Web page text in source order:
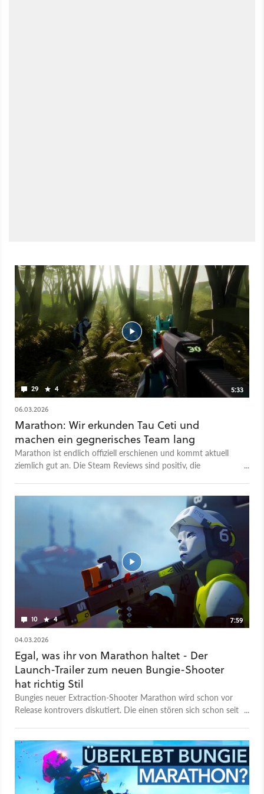
29 4
5:33
06.03.2026
Marathon: Wir erkunden Tau Ceti und
machen ein gegnerisches Team lang
Marathon ist endlich offiziell erschienen und kommt aktuell
ziemlich gut an. Die Steam Reviews sind positiv, die
Gameplay-Clip seht ihr, wie wir die erste Map des Spiels
erkunden, ein paar Bots zerlegen, Beute einsammeln und ein
gegnerisches Team besiegen. Was ihr nicht seht: Direkt nach
dem Ende des Clips wurden wir selbst zu Boden geschossen.
Aber zum Glück sieht das niemand. Also ist es auch nicht
passiert.
10 4
7:59
04.03.2026
Egal, was ihr von Marathon haltet - Der
Launch-Trailer zum neuen Bungie-Shooter
hat richtig Stil
Bungies neuer Extraction-Shooter Marathon wird schon vor
Release kontrovers diskutiert. Die einen stören sich schon seit
und der Benutzeroberfläche. Fans halten dem Shooter
dagegen zugute, dass er knackiges Gunplay und ein
unverbrauchtes Setting bietet. Man kann zu Marathon nun
stehen, wie man will. Der neue Launch-Trailer zum Spiel ist